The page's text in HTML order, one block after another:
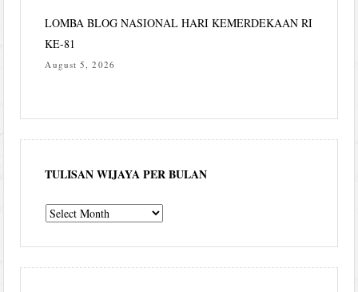
LOMBA BLOG NASIONAL HARI KEMERDEKAAN RI
KE-81
August 5, 2026
TULISAN WIJAYA PER BULAN
Tulisan
per
bulan